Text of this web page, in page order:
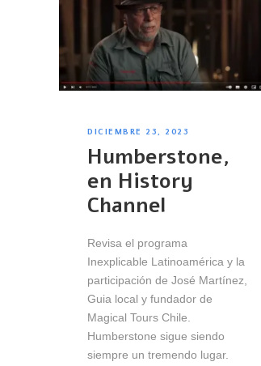
DICIEMBRE 23, 2023
Humberstone,
en History
Channel
Revisa el programa
Inexplicable Latinoamérica y la
participación de José Martínez,
Guia local y fundador de
Magical Tours Chile.
Humberstone sigue siendo
siempre un tremendo lugar.